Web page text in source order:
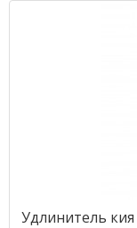
Удлинитель